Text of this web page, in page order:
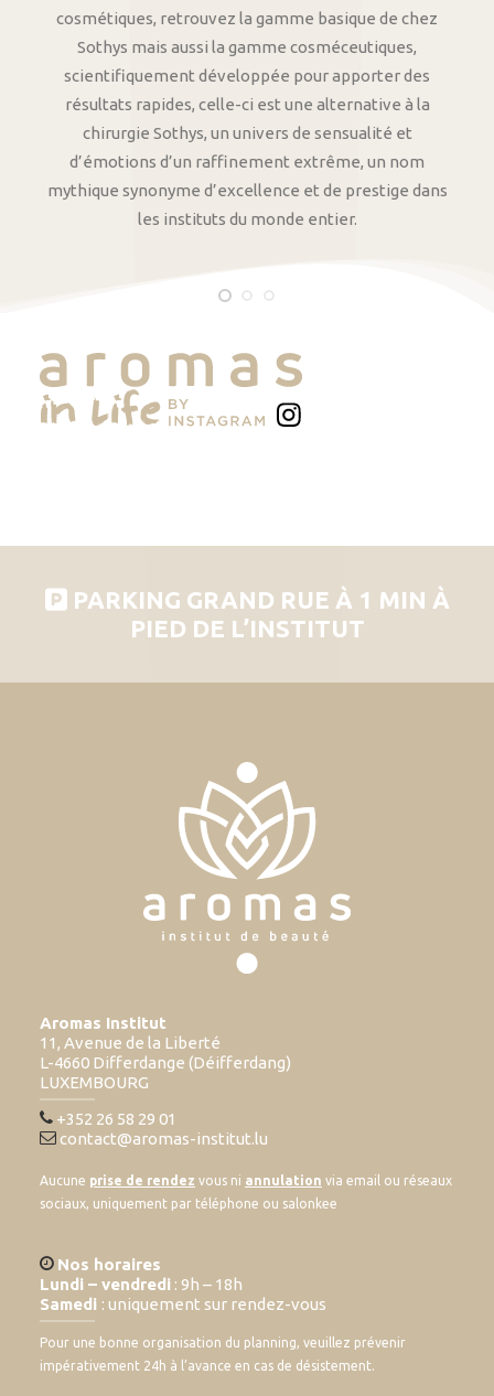
cosmétiques, retrouvez la gamme basique de chez
Sothys mais aussi la gamme cosméceutiques,
scientifiquement développée pour apporter des
résultats rapides, celle-ci est une alternative à la
chirurgie Sothys, un univers de sensualité et
d’émotions d’un raffinement extrême, un nom
mythique synonyme d’excellence et de prestige dans
les instituts du monde entier.
PARKING GRAND RUE À 1 MIN À
PIED DE L’INSTITUT
Aromas Institut
11, Avenue de la Liberté
L-4660 Differdange (Déifferdang)
LUXEMBOURG
+352 26 58 29 01
contact@aromas-institut.lu
Aucune prise de rendez vous ni annulation via email ou réseaux
sociaux, uniquement par téléphone ou salonkee
Nos horaires
Lundi – vendredi : 9h – 18h
Samedi : uniquement sur rendez-vous
Pour une bonne organisation du planning, veuillez prévenir
impérativement 24h à l’avance en cas de désistement.